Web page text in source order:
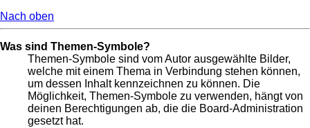
Nach oben
Was sind Themen-Symbole?
Themen-Symbole sind vom Autor ausgewählte Bilder,
welche mit einem Thema in Verbindung stehen können,
um dessen Inhalt kennzeichnen zu können. Die
Möglichkeit, Themen-Symbole zu verwenden, hängt von
deinen Berechtigungen ab, die die Board-Administration
gesetzt hat.